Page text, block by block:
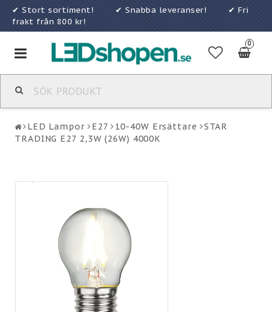
✔ Stort sortiment! ✔ Snabba leveranser! ✔ Fri
frakt från 800 kr!
0
Toggle
navigation
LED Lampor E27 10-40W Ersättare
STAR
TRADING E27 2,3W (26W) 4000K